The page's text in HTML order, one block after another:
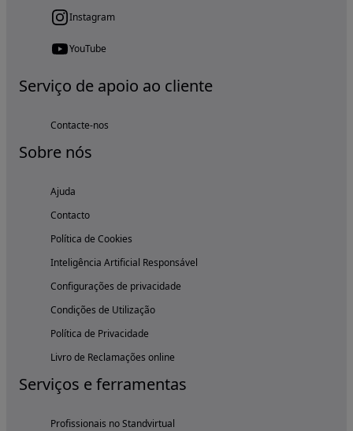
Instagram
YouTube
Serviço de apoio ao cliente
Contacte-nos
Sobre nós
Ajuda
Contacto
Política de Cookies
Inteligência Artificial Responsável
Configurações de privacidade
Condições de Utilização
Política de Privacidade
Livro de Reclamações online
Serviços e ferramentas
Profissionais no Standvirtual